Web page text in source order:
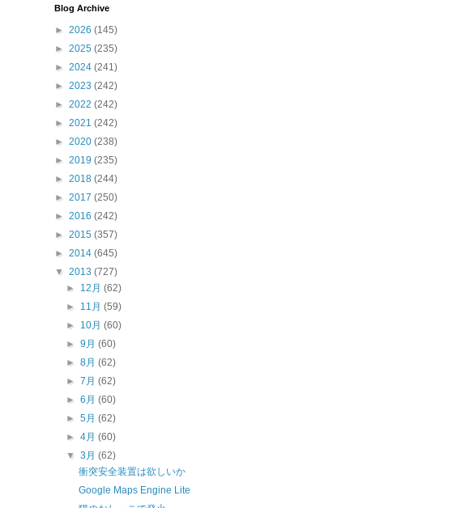
Blog Archive
► 2026 (145)
► 2025 (235)
► 2024 (241)
► 2023 (242)
► 2022 (242)
► 2021 (242)
► 2020 (238)
► 2019 (235)
► 2018 (244)
► 2017 (250)
► 2016 (242)
► 2015 (357)
► 2014 (645)
▼ 2013 (727)
► 12月(62)
► 11月(59)
► 10月(60)
►9月(60)
►8月(62)
►7月(62)
►6月(60)
►5月(62)
►4月(60)
▼3月(62)
衝突安全装置は欲しいか
Google Maps Engine Lite